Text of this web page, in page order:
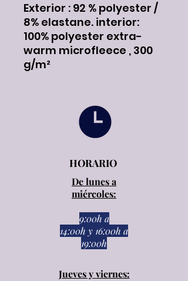
Exterior : 92 % polyester /
8% elastane. interior:
100% polyester extra-
warm microfleece , 300
g/m²
HORARIO
De lunes a
miércoles:
9:00h a
14:00h y 16:00h a
19:00h
Jueves y viernes: